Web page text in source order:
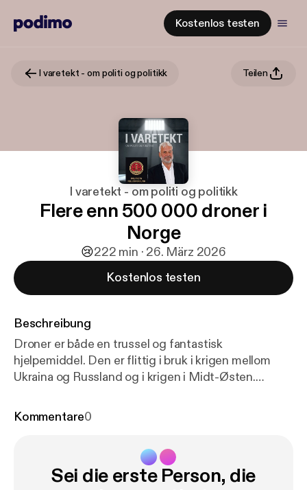
Kostenlos testen
I varetekt - om politi og politikk Teilen
I varetekt - om politi og politikk
Flere enn 500 000 droner i
Norge
😢222 min · 26. März 2026
Kostenlos testen
Beschreibung
Droner er både en trussel og fantastisk
hjelpemiddel. Den er flittig i bruk i krigen mellom
Ukraina og Russland og i krigen i Midt-Østen.
sabotasje, men er også et uvurderlig hjelpemiddel
enorm kunnskap: - I øyeblikket er det flere enn 500
000 droner i Norge, og en billig drone til 3000
Kommentare0
Sei die erste Person, die